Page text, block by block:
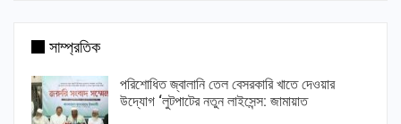
সাম্প্রতিক
পরিশোধিত জ্বালানি তেল বেসরকারি খাতে দেওয়ার
উদ্যোগ ‘লুটপাটের নতুন লাইসেন্স: জামায়াত